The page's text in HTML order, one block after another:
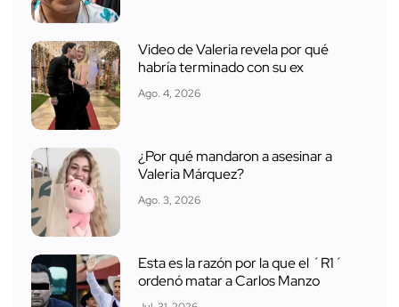
Video de Valeria revela por qué
habría terminado con su ex
Ago. 4, 2026
¿Por qué mandaron a asesinar a
Valeria Márquez?
Ago. 3, 2026
Esta es la razón por la que el ´R1´
ordenó matar a Carlos Manzo